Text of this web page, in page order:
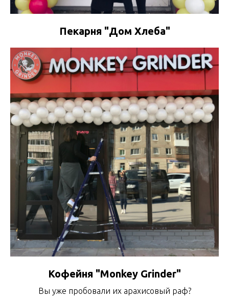
Пекарня "Дом Хлеба"
Кофейня "Monkey Grinder"
Вы уже пробовали их арахисовый раф?